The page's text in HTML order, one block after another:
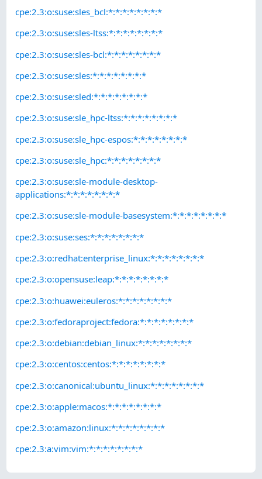
cpe:2.3:o:suse:sles_bcl:*:*:*:*:*:*:*:*
cpe:2.3:o:suse:sles-ltss:*:*:*:*:*:*:*:*
cpe:2.3:o:suse:sles-bcl:*:*:*:*:*:*:*:*
cpe:2.3:o:suse:sles:*:*:*:*:*:*:*:*
cpe:2.3:o:suse:sled:*:*:*:*:*:*:*:*
cpe:2.3:o:suse:sle_hpc-ltss:*:*:*:*:*:*:*:*
cpe:2.3:o:suse:sle_hpc-espos:*:*:*:*:*:*:*:*
cpe:2.3:o:suse:sle_hpc:*:*:*:*:*:*:*:*
cpe:2.3:o:suse:sle-module-desktop-
applications:*:*:*:*:*:*:*:*
cpe:2.3:o:suse:sle-module-basesystem:*:*:*:*:*:*:*:*
cpe:2.3:o:suse:ses:*:*:*:*:*:*:*:*
cpe:2.3:o:redhat:enterprise_linux:*:*:*:*:*:*:*:*
cpe:2.3:o:opensuse:leap:*:*:*:*:*:*:*:*
cpe:2.3:o:huawei:euleros:*:*:*:*:*:*:*:*
cpe:2.3:o:fedoraproject:fedora:*:*:*:*:*:*:*:*
cpe:2.3:o:debian:debian_linux:*:*:*:*:*:*:*:*
cpe:2.3:o:centos:centos:*:*:*:*:*:*:*:*
cpe:2.3:o:canonical:ubuntu_linux:*:*:*:*:*:*:*:*
cpe:2.3:o:apple:macos:*:*:*:*:*:*:*:*
cpe:2.3:o:amazon:linux:*:*:*:*:*:*:*:*
cpe:2.3:a:vim:vim:*:*:*:*:*:*:*:*